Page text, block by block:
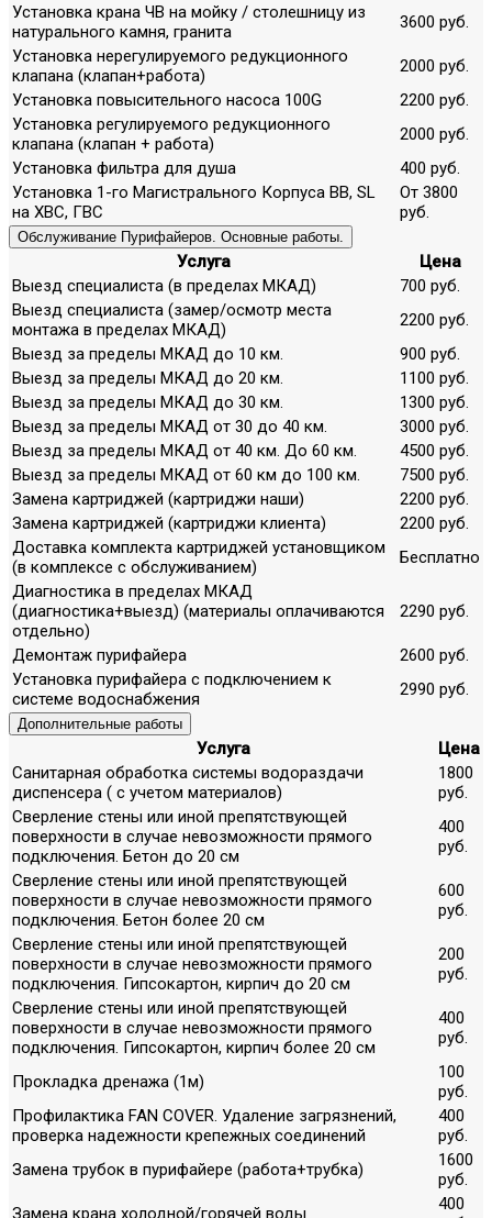
Установка крана ЧВ на мойку / столешницу из
натурального камня, гранита
3600 руб.
Установка нерегулируемого редукционного
клапана (клапан+работа)
2000 руб.
Установка повысительного насоса 100G
2200 руб.
Установка регулируемого редукционного
клапана (клапан + работа)
2000 руб.
Установка фильтра для душа
400 руб.
Установка 1-го Магистрального Корпуса ВВ, SL
на ХВС, ГВС
От 3800
руб.
Обслуживание Пурифайеров. Основные работы.
Услуга
Цена
Выезд специалиста (в пределах МКАД)
700 руб.
Выезд специалиста (замер/осмотр места
монтажа в пределах МКАД)
2200 руб.
Выезд за пределы МКАД до 10 км.
900 руб.
Выезд за пределы МКАД до 20 км.
1100 руб.
Выезд за пределы МКАД до 30 км.
1300 руб.
Выезд за пределы МКАД от 30 до 40 км.
3000 руб.
Выезд за пределы МКАД от 40 км. До 60 км.
4500 руб.
Выезд за пределы МКАД от 60 км до 100 км.
7500 руб.
Замена картриджей (картриджи наши)
2200 руб.
Замена картриджей (картриджи клиента)
2200 руб.
Доставка комплекта картриджей установщиком
(в комплексе с обслуживанием)
Бесплатно
Диагностика в пределах МКАД
(диагностика+выезд) (материалы оплачиваются
отдельно)
2290 руб.
Демонтаж пурифайера
2600 руб.
Установка пурифайера с подключением к
системе водоснабжения
2990 руб.
Дополнительные работы
Услуга
Цена
Санитарная обработка системы водораздачи
диспенсера ( с учетом материалов)
1800
руб.
Сверление стены или иной препятствующей
поверхности в случае невозможности прямого
подключения. Бетон до 20 см
400
руб.
Сверление стены или иной препятствующей
поверхности в случае невозможности прямого
подключения. Бетон более 20 см
600
руб.
Сверление стены или иной препятствующей
поверхности в случае невозможности прямого
подключения. Гипсокартон, кирпич до 20 см
200
руб.
Сверление стены или иной препятствующей
поверхности в случае невозможности прямого
подключения. Гипсокартон, кирпич более 20 см
400
руб.
Прокладка дренажа (1м)
100
руб.
Профилактика FAN COVER. Удаление загрязнений,
проверка надежности крепежных соединений
400
руб.
Замена трубок в пурифайере (работа+трубка)
1600
руб.
Замена крана холодной/горячей воды
400